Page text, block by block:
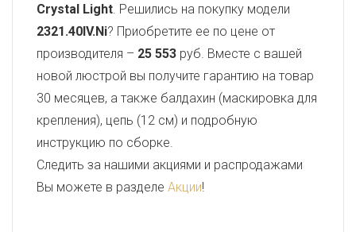
Crystal Light. Решились на покупку модели
2321.40IV.Ni? Приобретите ее по цене от
производителя – 25 553 руб. Вместе с вашей
новой люстрой вы получите гарантию на товар
30 месяцев, а также балдахин (маскировка для
крепления), цепь (12 см) и подробную
инструкцию по сборке.
Следить за нашими акциями и распродажами
Вы можете в разделе Акции!